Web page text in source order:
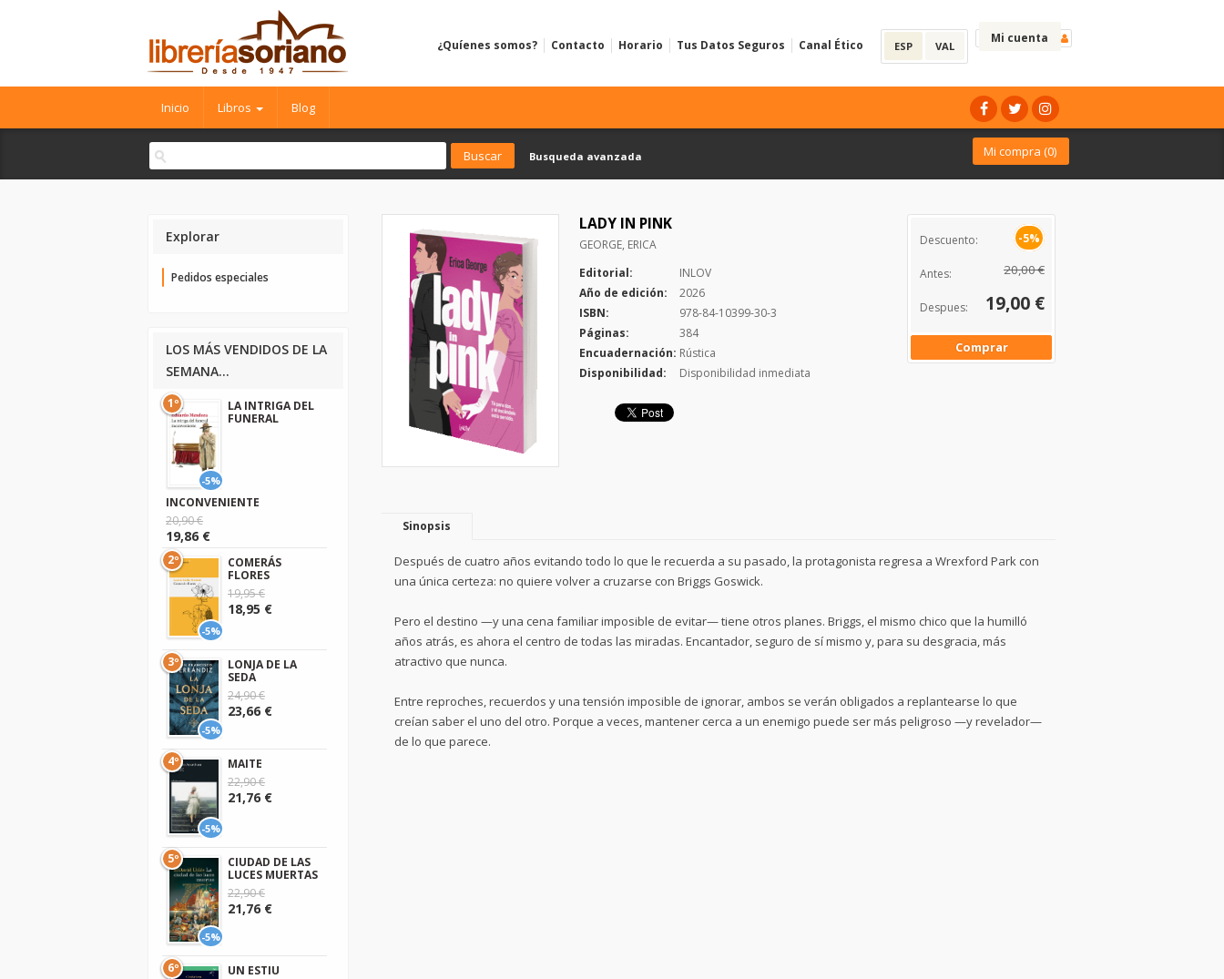
Mi cuenta
ESP VAL
¿Quíenes somos? Contacto Horario Tus Datos Seguros Canal Ético
Inicio Libros Blog
Busqueda avanzada Mi compra (0)
LADY IN PINK
GEORGE, ERICA
Editorial:
INLOV
Año de edición:
2026
ISBN:
978-84-10399-30-3
Páginas:
384
Encuadernación: Rústica
Disponibilidad:
Disponibilidad inmediata
Descuento: -5%
Antes: 20,00 €
Despues: 19,00 €
Comprar
Sinopsis
Después de cuatro años evitando todo lo que le recuerda a su pasado, la protagonista regresa a Wrexford Park con
una única certeza: no quiere volver a cruzarse con Briggs Goswick.
Pero el destino —y una cena familiar imposible de evitar— tiene otros planes. Briggs, el mismo chico que la humilló
años atrás, es ahora el centro de todas las miradas. Encantador, seguro de sí mismo y, para su desgracia, más
atractivo que nunca.
Entre reproches, recuerdos y una tensión imposible de ignorar, ambos se verán obligados a replantearse lo que
creían saber el uno del otro. Porque a veces, mantener cerca a un enemigo puede ser más peligroso —y revelador—
de lo que parece.
Explorar
Pedidos especiales
LOS MÁS VENDIDOS DE LA
SEMANA...
-5%
1º
LA INTRIGA DEL
FUNERAL
INCONVENIENTE
20,90 €
19,86 €
-5%
2º
COMERÁS
FLORES
19,95 €
18,95 €
-5%
3º
LONJA DE LA
SEDA
24,90 €
23,66 €
-5%
4º
MAITE
22,90 €
21,76 €
-5%
5º
CIUDAD DE LAS
LUCES MUERTAS
22,90 €
21,76 €
6º
UN ESTIU